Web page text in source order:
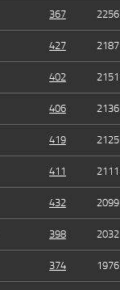
367 2256
427 2187
402 2151
406 2136
419 2125
411 2111
432 2099
398 2032
374 1976